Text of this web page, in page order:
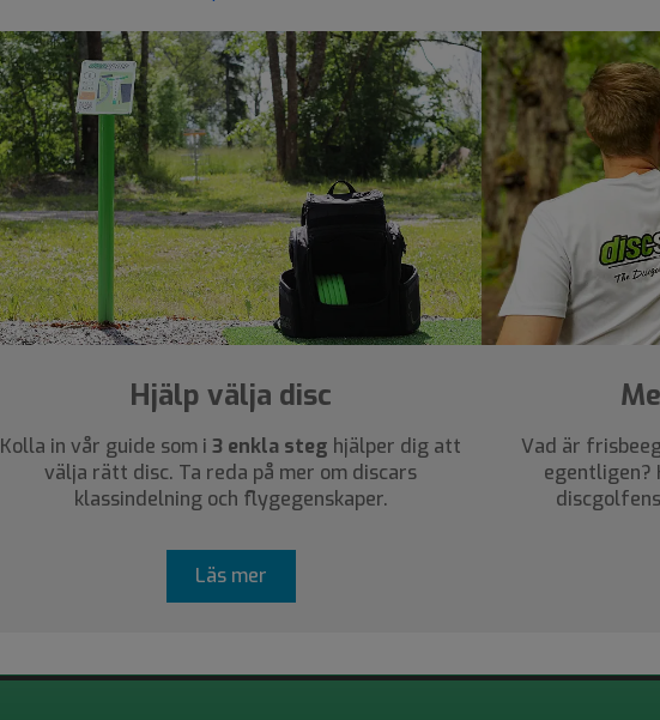
Hjälp välja disc
Kolla in vår guide som i3 enkla steg hjälper dig att
välja rätt disc. Ta reda på mer om discars
klassindelning och flygegenskaper.
Läs mer
Vad är
egentligen?